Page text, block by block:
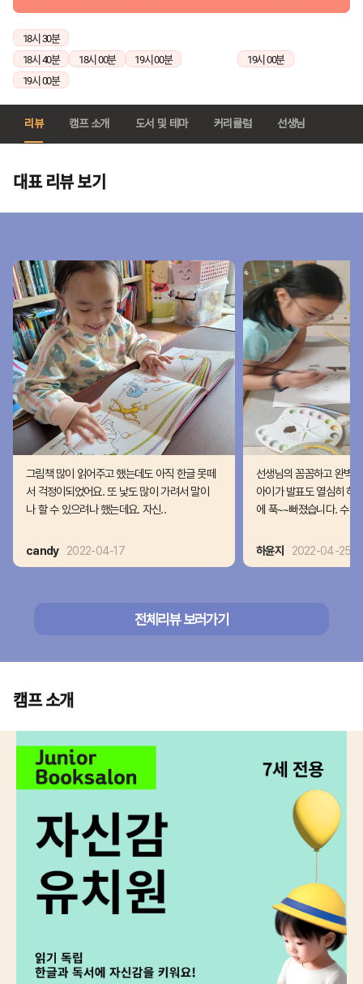
18시 30분
18시 40분
19시 00분
18시 00분 19시 00분 19시 00분
리뷰 캠프 소개 도서 및 테마 커리큘럼 선생님
대표 리뷰 보기
그림책 많이 읽어주고 했는데도 아직 한글 못떼
서 걱정이되었어요. 또 낯도 많이 가려서 말이
나 할 수 있으려나 했는데요. 자신..
candy 2022-04-17
선생님의 꼼꼼하고 완벽
아이가 발표도 열심히 하
에 푹~~빠졌습니다. 수업
하윤지 2022-04-25
전체리뷰 보러가기
캠프 소개